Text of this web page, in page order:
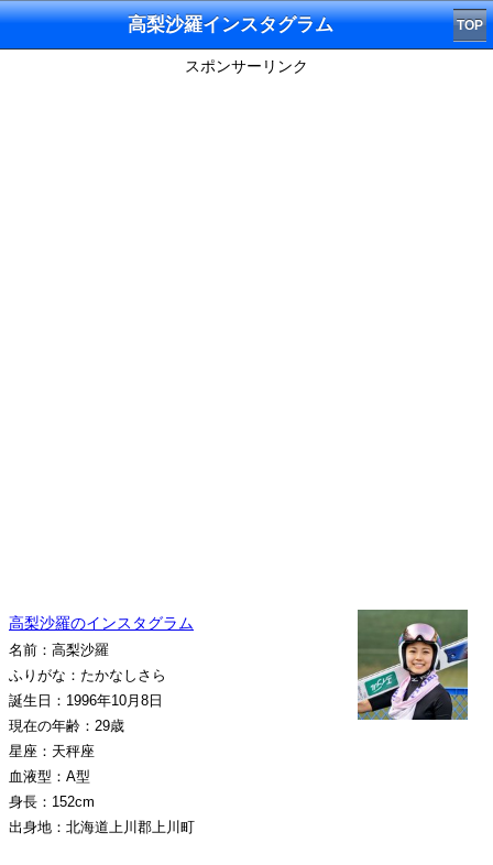
高梨沙羅インスタグラム TOP
スポンサーリンク
高梨沙羅のインスタグラム
名前：高梨沙羅
ふりがな：たかなしさら
誕生日：1996年10月8日
現在の年齢：29歳
星座：天秤座
血液型：A型
身長：152cm
出身地：北海道上川郡上川町